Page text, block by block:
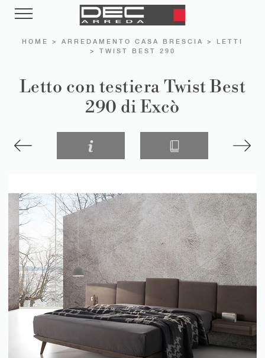
HOME > ARREDAMENTO CASA BRESCIA > LETTI
> TWIST BEST 290
Letto con testiera Twist Best
290 di Excò